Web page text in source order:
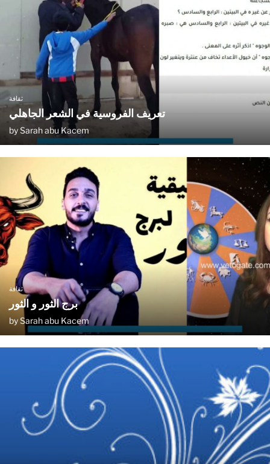
ثقافة
تعريف الفروسية في الشعر الجاهلي
bySarah abu Kacem
ثقافة
برج الثور و الثور
bySarah abu Kacem